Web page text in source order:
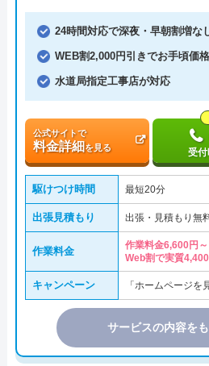
24時間対応で深夜・早朝割増な
WEB割2,000円引きでお手頃価格
水道局指定工事店が対応
公式サイトで
料金詳細を見る 受
駆けつけ時間 最短20分
出張見積もり 出張・見積もり無
作業料金
作業料金6,600円～
Web割で実質
キャンペーン 「ホームページを
サービスの内容を